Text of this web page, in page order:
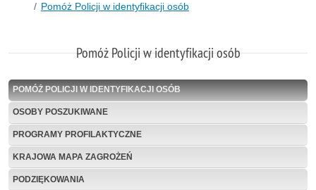
Pomóż Policji w identyfikacji osób
Pomóż Policji w identyfikacji osób
POMÓŻ POLICJI W IDENTYFIKACJI OSÓB
OSOBY POSZUKIWANE
PROGRAMY PROFILAKTYCZNE
KRAJOWA MAPA ZAGROŻEŃ
PODZIĘKOWANIA